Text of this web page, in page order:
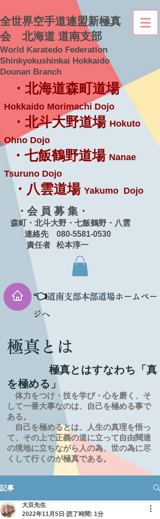
全世界空手道連盟新極真
会 北海道 道南支部
World Karatedo Federation
Shinkyokushinkai Hokkaido
Dounan Branch
・北海道森町道場
Hokkaido Morimachi Dojo
・北斗大野道場 Hokuto
Ohno Dojo
・七飯鶴野道場 Nanae
Tsuruno Dojo
・八雲道場 Yakumo Dojo
・会 員 募 集・
森町・北斗大野・七飯鶴野・八雲
連絡先 080-5581-0530
責任者 松本淳一
👈道南支部本部道場ホームペー
ジへ
極真とは
極真とはすなわち「真
を極める」
体力をつけ・技を学び・心を磨く、そ
して一番大事なのは、自己を極める事で
ある。
自己を極めるとは、
人生の真理を悟っ
て、その上で正義の道に立って自由闊達
の境地に立ちながら人の為、世の為に尽
くして行くのが極真である。
記事
大豆先生
2022年11月5日 読了時間: 1分